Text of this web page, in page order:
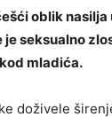
oblik
seksualno
mladića.
doživele